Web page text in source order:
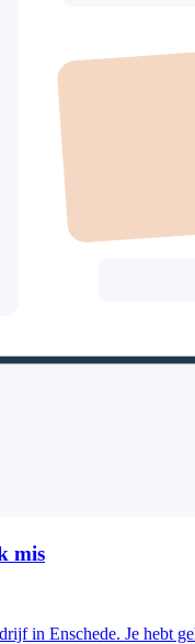
mis
in Enschede. Je hebt